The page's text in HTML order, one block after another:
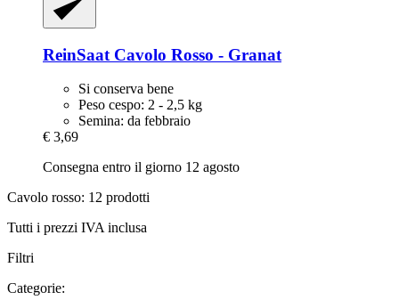
ReinSaat Cavolo Rosso -​ Granat
Si conserva bene
Peso cespo: 2 - 2,5 kg
Semina: da febbraio
€ 3,69
Consegna entro il giorno 12 agosto
Cavolo rosso: 12 prodotti
Tutti i prezzi IVA inclusa
Filtri
Categorie: